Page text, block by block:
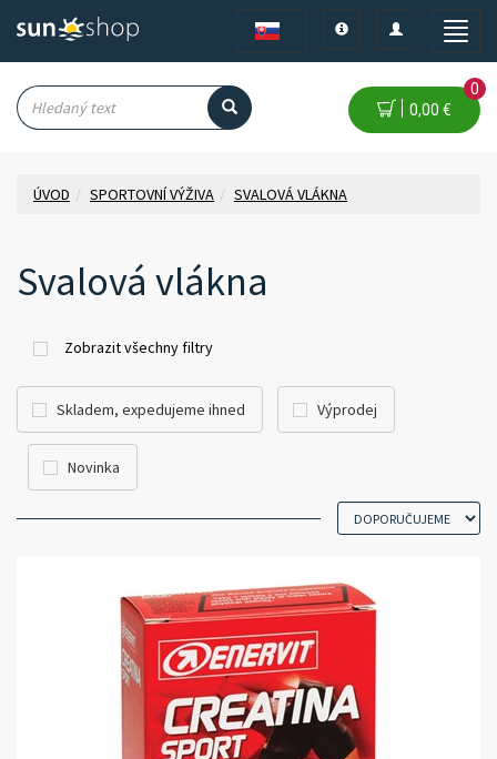
Toggle
Toggle
navigation
Toggle
0,00 €
0
ÚVOD SPORTOVNÍ VÝŽIVA SVALOVÁ VLÁKNA
Svalová vlákna
Zobrazit všechny filtry
Skladem, expedujeme ihned Výprodej
Novinka